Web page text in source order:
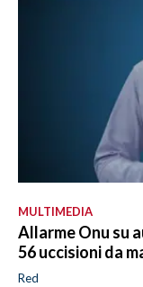
MULTIMEDIA
Allarme Onu su
56 uccisioni da
Red